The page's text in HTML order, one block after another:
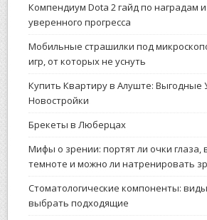
Компендиум Dota 2 гайд по наградам
уверенного прогресса
Мобильные страшилки под
игр, от которых не уснуть
Купить Квартиру в Алуште: Выгодные
Новостройки
Брекеты в Люберцах
Мифы о зрении: портят ли очки глаза,
темноте и можно ли натренировать
Стоматологические компоненты:
выбрать подходящие